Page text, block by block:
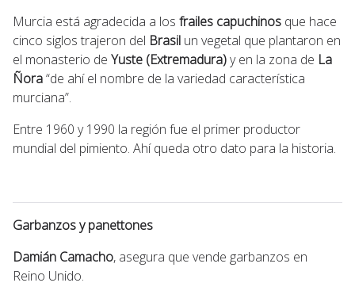
Murcia está agradecida a los frailes capuchinos que hace
cinco siglos trajeron del Brasil un vegetal que plantaron en
el monasterio de Yuste (Extremadura)y en la zona de La
Ñora“de ahí el nombre de la variedad característica
murciana”.
Entre 1960 y 1990 la región fue el primer productor
mundial del pimiento. Ahí queda otro dato para la historia.
Garbanzos y panettones
Damián Camacho, asegura que vende garbanzos en
Reino Unido.